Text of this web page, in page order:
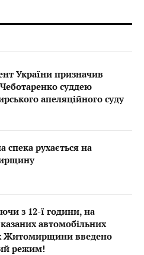
України призначив
суддею
апеляційного суду
спека рухається на
з 12-ї години, на
автомобільних
Житомирщини введено
режим!